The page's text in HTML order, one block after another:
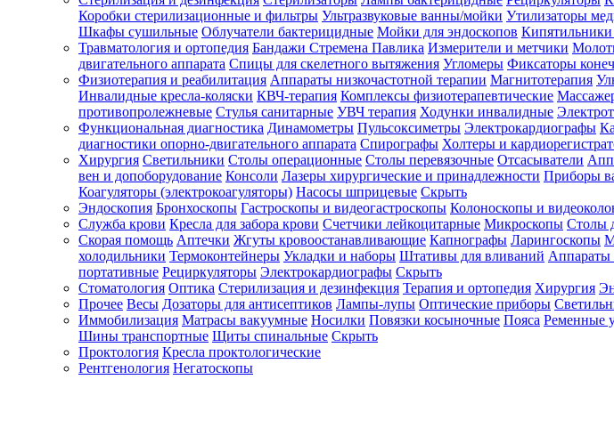
Зарегистрироваться
Зачем
регистрироваться?
Все
покупки
в
одном
месте
Личный
менеджер
Отслеживание
статуса
заказа
Коробки стерилизационные и фильтры Ультразвуковые ванны/мойки Утилизаторы
Шкафы сушильные Облучатели бактерицидные Мойки для эндоскопов
Травматология и ортопедия Бандажи Стремена Павлика Измерители и метчики
двигательного аппарата Спицы для скелетного вытяжения Угломеры Фиксаторы
Физиотерапия и реабилитация Аппараты низкочастотной терапии Магнитотерапия
Инвалидные кресла-коляски КВЧ-терапия Комплексы физиотерапевтические
противопролежневые Стулья санитарные УВЧ терапия Ходунки инвалидные
Функциональная диагностика Динамометры Пульсоксиметры Электрокардиографы
диагностики опорно-двигательного аппарата Спирографы Холтеры и
Хирургия Светильники Столы операционные Столы перевязочные Отсасыватели
вен и допоборудование Консоли Лазеры хирургические и принадлежности Приборы
Коагуляторы (электрокоагуляторы) Насосы шприцевые Скрыть
Эндоскопия Бронхоскопы Гастроскопы и видеогастроскопы Колоноскопы и
Служба крови Кресла для забора крови Счетчики лейкоцитарные Микроскопы Столы
Скорая помощь Аптечки Жгуты кровоостанавливающие Капнографы Ларингоскопы
холодильники Термоконтейнеры Укладки и наборы Штативы для вливаний
портативные Рециркуляторы Электрокардиографы Скрыть
Стоматология Оптика Стерилизация и дезинфекция Терапия и ортопедия Хирургия
Прочее Весы Дозаторы для антисептиков Лампы-лупы Оптические приборы
Иммобилизация Матрасы вакуумные Носилки Повязки косыночные Пояса Ременные
Шины транспортные Щиты спинальные Скрыть
Проктология Кресла проктологические
Рентгенология Негатоскопы